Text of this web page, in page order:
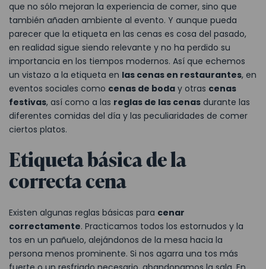
que no sólo mejoran la experiencia de comer, sino que
también añaden ambiente al evento. Y aunque pueda
parecer que la etiqueta en las cenas es cosa del pasado,
en realidad sigue siendo relevante y no ha perdido su
importancia en los tiempos modernos. Así que echemos
un vistazo a la etiqueta en las cenas en restaurantes, en
eventos sociales como cenas de boda y otras cenas
festivas, así como a las reglas de las cenas durante las
diferentes comidas del día y las peculiaridades de comer
ciertos platos.
Etiqueta básica de la
correcta cena
Existen algunas reglas básicas para cenar
correctamente. Practicamos todos los estornudos y la
tos en un pañuelo, alejándonos de la mesa hacia la
persona menos prominente. Si nos agarra una tos más